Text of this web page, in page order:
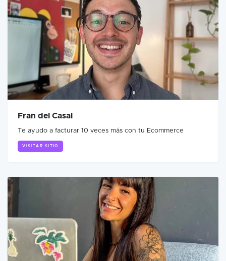
Fran del Casal
Te ayudo a facturar 10 veces más con tu Ecommerce
VISITAR SITIO